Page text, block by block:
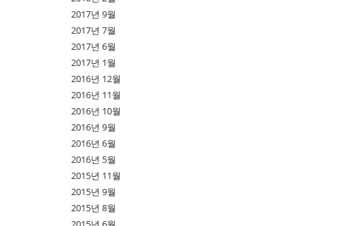
2017년 9월
2017년 7월
2017년 6월
2017년 1월
2016년 12월
2016년 11월
2016년 10월
2016년 9월
2016년 6월
2016년 5월
2015년 11월
2015년 9월
2015년 8월